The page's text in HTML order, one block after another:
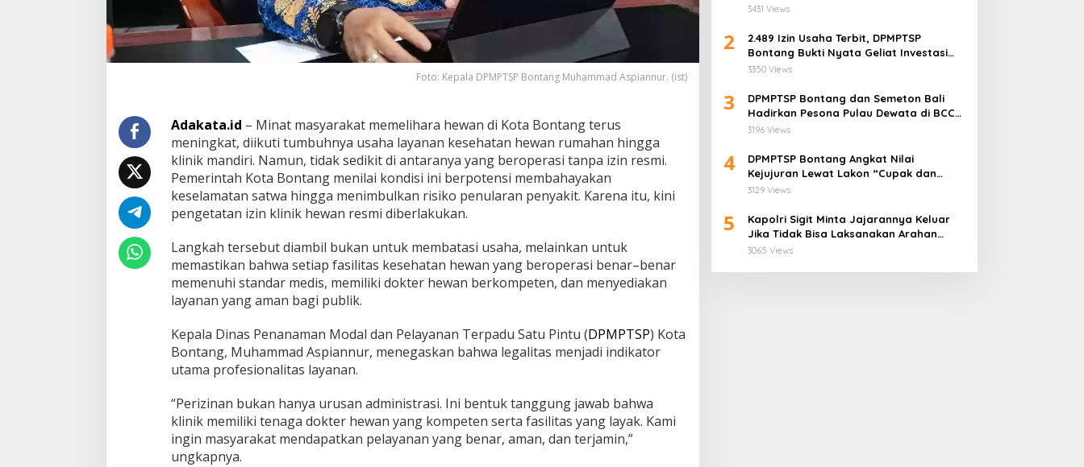
a
n
K
l
H
e
w
a
n
B
e
i
z
i
n
d
n
B
e
r
a
n
g
g
Foto: Kepala DPMPTSP Bontang Muhammad Aspiannur. (ist)
Adakata.id – Minat masyarakat memelihara hewan di Kota Bontang terus
meningkat, diikuti tumbuhnya usaha layanan kesehatan hewan rumahan hingga
klinik mandiri. Namun, tidak sedikit di antaranya yang beroperasi tanpa izin resmi.
Pemerintah Kota Bontang menilai kondisi ini berpotensi membahayakan
keselamatan satwa hingga menimbulkan risiko penularan penyakit. Karena itu, kini
pengetatan izin klinik hewan resmi diberlakukan.
Langkah tersebut diambil bukan untuk membatasi usaha, melainkan untuk
memastikan bahwa setiap fasilitas kesehatan hewan yang beroperasi benar–benar
memenuhi standar medis, memiliki dokter hewan berkompeten, dan menyediakan
layanan yang aman bagi publik.
Kepala Dinas Penanaman Modal dan Pelayanan Terpadu Satu Pintu (DPMPTSP) Kota
Bontang, Muhammad Aspiannur, menegaskan bahwa legalitas menjadi indikator
utama profesionalitas layanan.
“Perizinan bukan hanya urusan administrasi. Ini bentuk tanggung jawab bahwa
klinik memiliki tenaga dokter hewan yang kompeten serta fasilitas yang layak. Kami
ingin masyarakat mendapatkan pelayanan yang benar, aman, dan terjamin,”
ungkapnya.
“Aset Negara Tak Boleh Dikuasai!”
3431 Views
2
2.489 Izin Usaha Terbit, DPMPTSP
Bontang Bukti Nyata Geliat Investasi
Semakin Terpercaya
3350 Views
3
DPMPTSP Bontang dan Semeton Bali
Hadirkan Pesona Pulau Dewata di BCC
2025
3196 Views
4
DPMPTSP Bontang Angkat Nilai
Kejujuran Lewat Lakon “Cupak dan
Gerantang” di Bontang City Carnaval
3129 Views
5
Kapolri Sigit Minta Jajarannya Keluar
Jika Tidak Bisa Laksanakan Arahan
Presiden Jokowi
3065 Views